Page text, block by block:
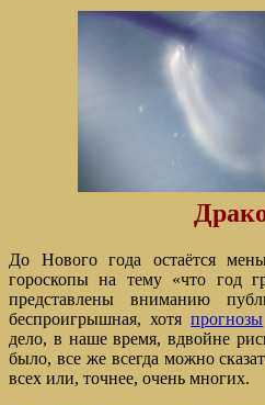
До Нового года остаётся
гороскопы на тему «что год
представлены вниманию
беспроигрышная, хотяпрогнозы
дело, в наше время, вдвойне
было, все же всегда можно
всех или, точнее, очень многих.